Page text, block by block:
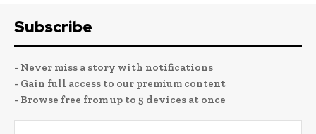
Subscribe
- Never miss a story with notifications
- Gain full access to our premium content
- Browse free from up to 5 devices at once